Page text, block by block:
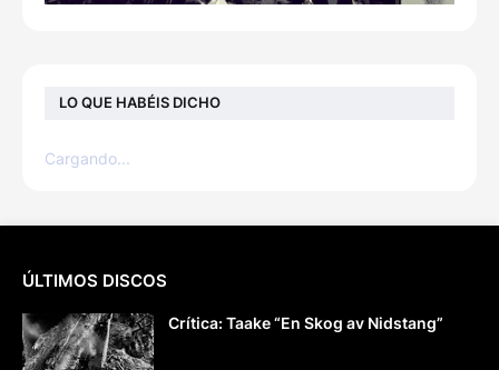
LO QUE HABÉIS DICHO
Cargando...
ÚLTIMOS DISCOS
Crítica: Taake “En Skog av Nidstang”